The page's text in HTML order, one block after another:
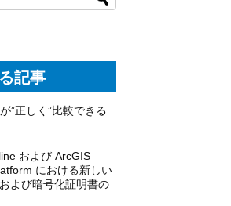
記事
”正しく”比較できる
および ArcGIS
における新しい
よび暗号化証明書の